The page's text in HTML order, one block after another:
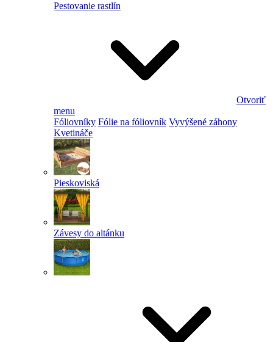
Pestovanie rastlín
Otvoriť
menu
Fóliovníky Fólie na fóliovník Vyvýšené záhony
Kvetináče
Pieskoviská
Závesy do altánku